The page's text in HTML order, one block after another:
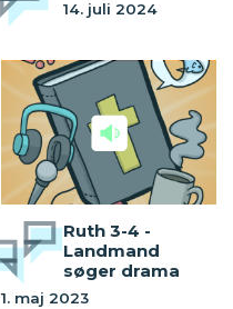
14. juli 2024
Ruth 3-4 -
Landmand
søger drama
1. maj 2023